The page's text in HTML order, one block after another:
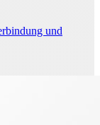
und